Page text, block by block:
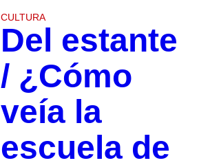
CULTURA
Del estante
/ ¿Cómo
veía la
escuela de